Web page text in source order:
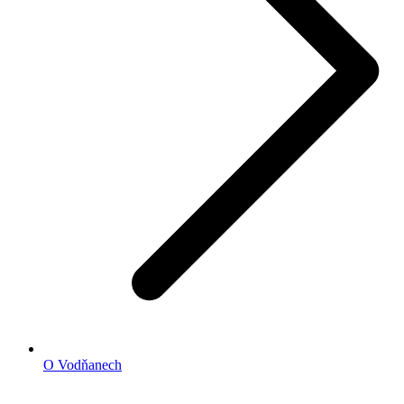
O Vodňanech